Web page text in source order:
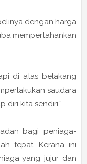
dengan harga
mempertahankan
di atas belakang
saudara
diri kita sendiri.”
bagi peniaga-
tepat. Kerana ini
yang jujur dan